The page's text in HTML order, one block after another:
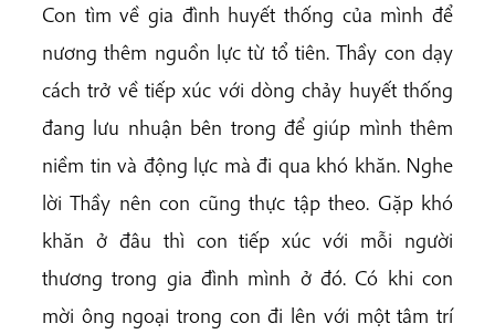
Con tìm về gia đình huyết thống của mình để
nương thêm nguồn lực từ tổ tiên. Thầy con dạy
cách trở về tiếp xúc với dòng chảy huyết thống
đang lưu nhuận bên trong để giúp mình thêm
niềm tin và động lực mà đi qua khó khăn. Nghe
lời Thầy nên con cũng thực tập theo. Gặp khó
khăn ở đâu thì con tiếp xúc với mỗi người
thương trong gia đình mình ở đó. Có khi con
mời ông ngoại trong con đi lên với một tâm trí